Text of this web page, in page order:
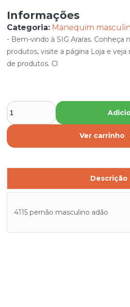
Informações
Categoria: Manequim
- Bem-vindo à SIG Araras. Conheça
produtos, visite a página Loja e veja
de produtos. Cl
Ver carrinho
Descrição
4115 pernão masculino adão